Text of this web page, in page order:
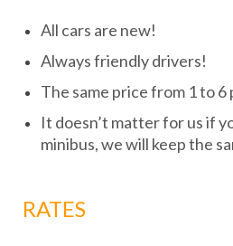
All cars are new!
Always friendly drivers!
The same price from 1 to 6
It doesn’t matter for us if
minibus, we will keep the
RATES